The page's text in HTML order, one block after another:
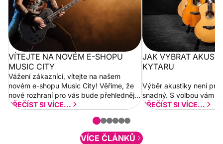
VÍTEJTE NA NOVÉM E-SHOPU
MUSIC CITY
Vážení zákazníci, vítejte na našem
novém e-shopu Music City! Věříme, že
nové rozhraní pro vás bude přehlednější
a rychlejší. Postupně budeme přidávat
PŘEČÍST SI VÍCE...
JAK VYBRAT
KYTARU
Výběr akustiky není pro
snadný. S volbou vám
PŘEČÍST SI VÍCE...
VÍCE ČLÁNKŮ